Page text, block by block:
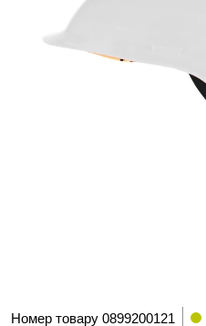
Номер товару 0899200121